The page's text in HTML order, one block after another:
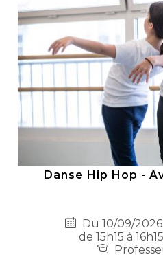
Danse Hip Hop -
Du 10/09/
de 15h15 à